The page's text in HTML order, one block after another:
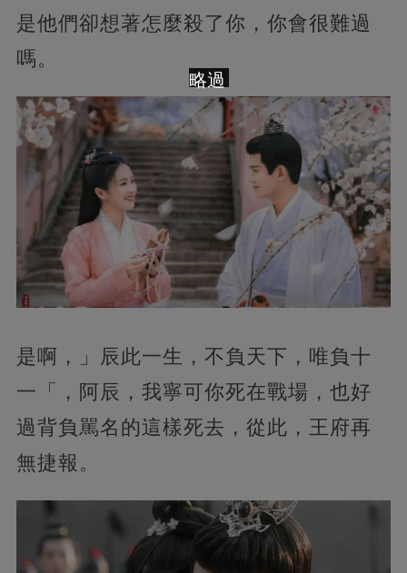
是他們卻想著怎麼殺了你，你會很難過
嗎。
是啊，」辰此一生，不負天下，唯負十
一「，阿辰，我寧可你死在戰場，也好
過背負駡名的這樣死去，從此，王府再
無捷報。
略過